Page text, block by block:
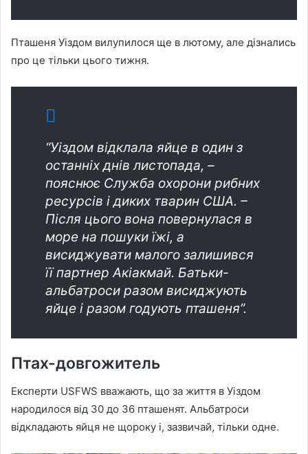
Пташеня Уіздом вилупилося ще в лютому, але дізнались
про це тільки цього тижня.
“Уіздом відклала яйце в один з
останніх днів листопада, –
пояснює Служба охорони рибних
ресурсів і диких тварин США. –
Після цього вона повернулася в
море на пошуки їжі, а
висиджувати малого залишився
її партнер Акіакмай. Батьки-
альбатроси разом висиджують
яйце і разом годують пташеня”.
Птах-довгожитель
Експерти USFWS вважають, що за життя в Уіздом
народилося від 30 до 36 пташенят. Альбатроси
відкладають яйця не щороку і, зазвичай, тільки одне.